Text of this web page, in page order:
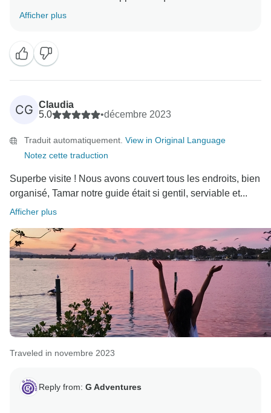
apprécié votre voyage en Australie. Merci pour vos
Afficher plus
CG Claudia
5.0
•décembre 2023
Traduit automatiquement. View in Original Language
Notez cette traduction
Superbe visite ! Nous avons couvert tous les endroits, bien
organisé, Tamar notre guide était si gentil, serviable et...
Afficher plus
Traveled in novembre 2023
Reply from: G Adventures